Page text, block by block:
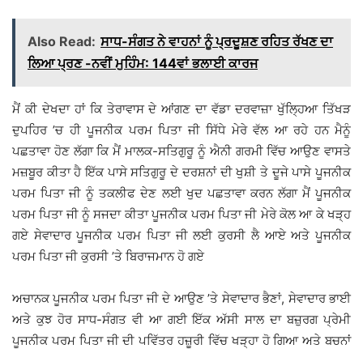
Also Read: ਸਾਧ-ਸੰਗਤ ਨੇ ਵਾਹਨਾਂ ਨੂੰ ਪ੍ਰਦੂਸ਼ਣ ਰਹਿਤ ਰੱਖਣ ਦਾ
ਲਿਆ ਪ੍ਰਣ -ਨਵੀਂ ਮੁਹਿੰਮ: 144ਵਾਂ ਭਲਾਈ ਕਾਰਜ
ਮੈਂ ਕੀ ਦੇਖਦਾ ਹਾਂ ਕਿ ਤੇਰਾਵਾਸ ਦੇ ਆਂਗਣ ਦਾ ਵੱਡਾ ਦਰਵਾਜ਼ਾ ਖੁੱਲ੍ਹਿਆ ਤਿੱਖੜ
ਦੁਪਹਿਰ ’ਚ ਹੀ ਪੂਜਨੀਕ ਪਰਮ ਪਿਤਾ ਜੀ ਸਿੱਧੇ ਮੇਰੇ ਵੱਲ ਆ ਰਹੇ ਹਨ ਮੈਨੂੰ
ਪਛਤਾਵਾ ਹੋਣ ਲੱਗਾ ਕਿ ਮੈਂ ਮਾਲਕ-ਸਤਿਗੁਰੂ ਨੂੰ ਐਨੀ ਗਰਮੀ ਵਿੱਚ ਆਉਣ ਵਾਸਤੇ
ਮਜ਼ਬੂਰ ਕੀਤਾ ਹੈ ਇੱਕ ਪਾਸੇ ਸਤਿਗੁਰੂ ਦੇ ਦਰਸ਼ਨਾਂ ਦੀ ਖੁਸ਼ੀ ਤੇ ਦੂਜੇ ਪਾਸੇ ਪੂਜਨੀਕ
ਪਰਮ ਪਿਤਾ ਜੀ ਨੂੰ ਤਕਲੀਫ ਦੇਣ ਲਈ ਖੁਦ ਪਛਤਾਵਾ ਕਰਨ ਲੱਗਾ ਮੈਂ ਪੂਜਨੀਕ
ਪਰਮ ਪਿਤਾ ਜੀ ਨੂੰ ਸਜਦਾ ਕੀਤਾ ਪੂਜਨੀਕ ਪਰਮ ਪਿਤਾ ਜੀ ਮੇਰੇ ਕੋਲ ਆ ਕੇ ਖੜ੍ਹ
ਗਏ ਸੇਵਾਦਾਰ ਪੂਜਨੀਕ ਪਰਮ ਪਿਤਾ ਜੀ ਲਈ ਕੁਰਸੀ ਲੈ ਆਏ ਅਤੇ ਪੂਜਨੀਕ
ਪਰਮ ਪਿਤਾ ਜੀ ਕੁਰਸੀ ’ਤੇ ਬਿਰਾਜਮਾਨ ਹੋ ਗਏ
ਅਚਾਨਕ ਪੂਜਨੀਕ ਪਰਮ ਪਿਤਾ ਜੀ ਦੇ ਆਉਣ ’ਤੇ ਸੇਵਾਦਾਰ ਭੈਣਾਂ, ਸੇਵਾਦਾਰ ਭਾਈ
ਅਤੇ ਕੁਝ ਹੋਰ ਸਾਧ-ਸੰਗਤ ਵੀ ਆ ਗਈ ਇੱਕ ਅੱਸੀ ਸਾਲ ਦਾ ਬਜ਼ੁਰਗ ਪ੍ਰੇਮੀ
ਪੂਜਨੀਕ ਪਰਮ ਪਿਤਾ ਜੀ ਦੀ ਪਵਿੱਤਰ ਹਜ਼ੂਰੀ ਵਿੱਚ ਖੜ੍ਹਾ ਹੋ ਗਿਆ ਅਤੇ ਬਚਨਾਂ